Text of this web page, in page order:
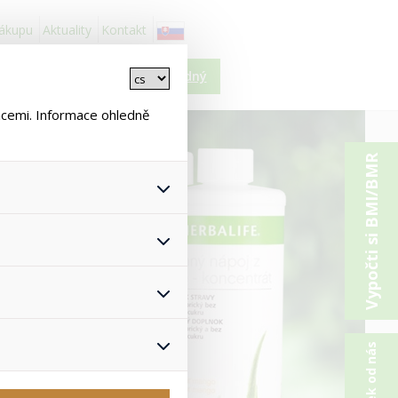
Vypočti si BMI/BMR
Aktuality Kontakt
Košík je prázdný
Informace ohledně
s uživáním cookies. Pro
nedokážeme zjistit
se nevhodným